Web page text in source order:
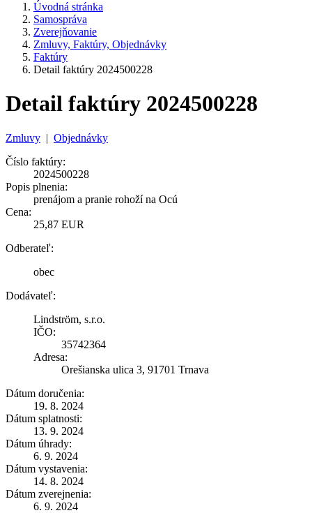
Úvodná stránka
Samospráva
Zverejňovanie
Zmluvy, Faktúry, Objednávky
Faktúry
Detail faktúry 2024500228
Detail faktúry 2024500228
Zmluvy | Objednávky
Číslo faktúry:
2024500228
Popis plnenia:
prenájom a pranie rohoží na Ocú
Cena:
25,87 EUR
Odberateľ:
obec
Dodávateľ:
Lindström, s.r.o.
IČO:
35742364
Adresa:
Orešianska ulica 3, 91701 Trnava
Dátum doručenia:
19. 8. 2024
Dátum splatnosti:
13. 9. 2024
Dátum úhrady:
6. 9. 2024
Dátum vystavenia:
14. 8. 2024
Dátum zverejnenia:
6. 9. 2024